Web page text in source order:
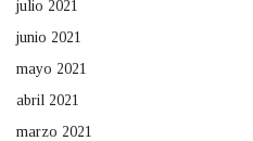
julio 2021
junio 2021
mayo 2021
abril 2021
marzo 2021